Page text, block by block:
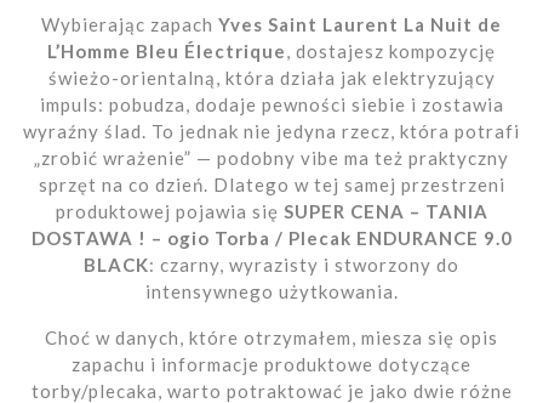
Wybierając zapach Yves Saint Laurent La Nuit de
L’Homme Bleu Électrique , dostajesz kompozycję
świeżo-orientalną, która działa jak elektryzujący
impuls: pobudza, dodaje pewności siebie i zostawia
wyraźny ślad. To jednak nie jedyna rzecz, która potrafi
„zrobić wrażenie” — podobny vibe ma też praktyczny
sprzęt na co dzień. Dlatego w tej samej przestrzeni
produktowej pojawia się SUPER CENA – TANIA
DOSTAWA ! – ogio Torba / Plecak ENDURANCE 9.0
BLACK: czarny, wyrazisty i stworzony do
intensywnego użytkowania.
Choć w danych, które otrzymałem, miesza się opis
zapachu i informacje produktowe dotyczące
torby/plecaka, warto potraktować je jako dwie różne